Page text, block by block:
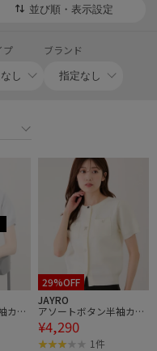
並び順・表示設定
プ ブランド
カー
29%OFF
JAYRO
アソートボタン半袖カー
ディガン
¥4,290
1件